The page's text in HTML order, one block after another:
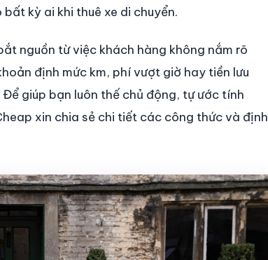
kỳ ai khi thuê xe di chuyển.
nguồn từ việc khách hàng không nắm rõ
định mức km, phí vượt giờ hay tiền lưu
giúp bạn luôn thế chủ động, tự ước tính
xin chia sẻ chi tiết các công thức và định